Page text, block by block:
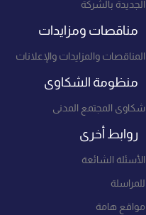
الجديدة بالشركة
مناقصات ومزايدات
المناقصات والمزايدات والإعلانات
منظومة الشكاوى
شكاوى المجتمع المدنى
روابط أخرى
الأسئلة الشائعة
للمراسلة
مواقع هامة